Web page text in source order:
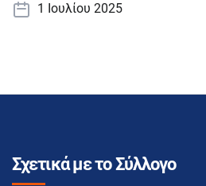
1 Ιουλίου 2025
Σχετικά με το Σύλλογο